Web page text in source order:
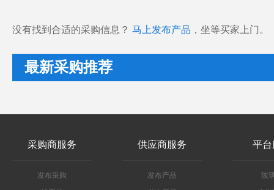
没有找到合适的采购信息？ 马上发布产品 ，坐等买家上门。
最新采购推荐
采购商服务
发布采购
供应商服务
发布产品
平
玻